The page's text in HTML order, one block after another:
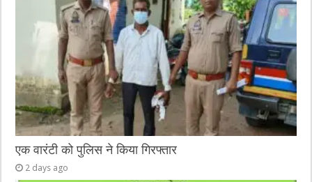
एक वारंटी को पुलिस ने किया गिरफ्तार
2 days ago